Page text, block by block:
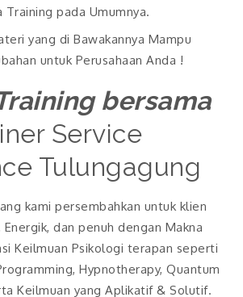
Training pada Umumnya.
yang di Bawakannya Mampu
untuk Perusahaan Anda !
bersama
Service
Tulungagung
kami persembahkan untuk klien
dan penuh dengan Makna
Keilmuan Psikologi terapan seperti
Hypnotherapy, Quantum
Keilmuan yang Aplikatif & Solutif.